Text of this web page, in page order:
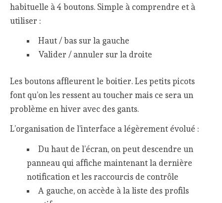
habituelle à 4 boutons. Simple à comprendre et à
utiliser :
Haut / bas sur la gauche
Valider / annuler sur la droite
Les boutons affleurent le boitier. Les petits picots
font qu’on les ressent au toucher mais ce sera un
problème en hiver avec des gants.
L’organisation de l’interface a légèrement évolué :
Du haut de l’écran, on peut descendre un
panneau qui affiche maintenant la dernière
notification et les raccourcis de contrôle
A gauche, on accède à la liste des profils